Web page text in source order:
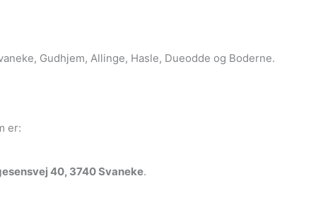
Gudhjem, Allinge, Hasle, Dueodde og Boderne.
er:
40, 3740 Svaneke.